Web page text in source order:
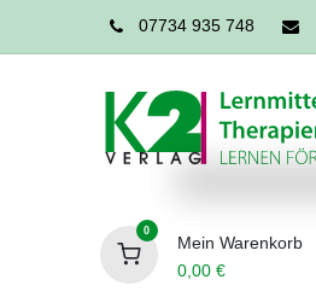
07734 935 748
0
Mein Warenkorb
0,00€